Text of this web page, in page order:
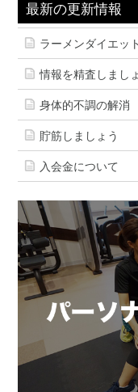
最新の更新情報
ラーメンダイエッ
情報を精査しまし
身体的不調の解消
貯筋しましょう
入会金について